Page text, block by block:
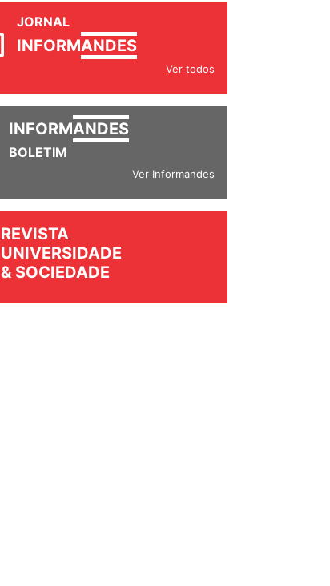
JORNAL
INFORMANDES
Ver todos
INFORMANDES
BOLETIM
Ver Informandes
REVISTA
UNIVERSIDADE
& SOCIEDADE